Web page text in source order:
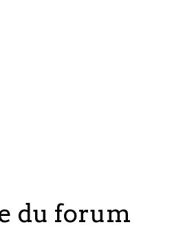
du forum